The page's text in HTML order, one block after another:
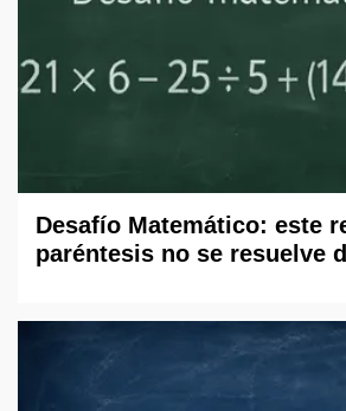
Desafío Matemático: este
paréntesis no se resuelve